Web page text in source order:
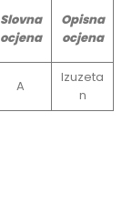
Slovna
ocjena
Opisna
ocjena
A
Izuzeta
n